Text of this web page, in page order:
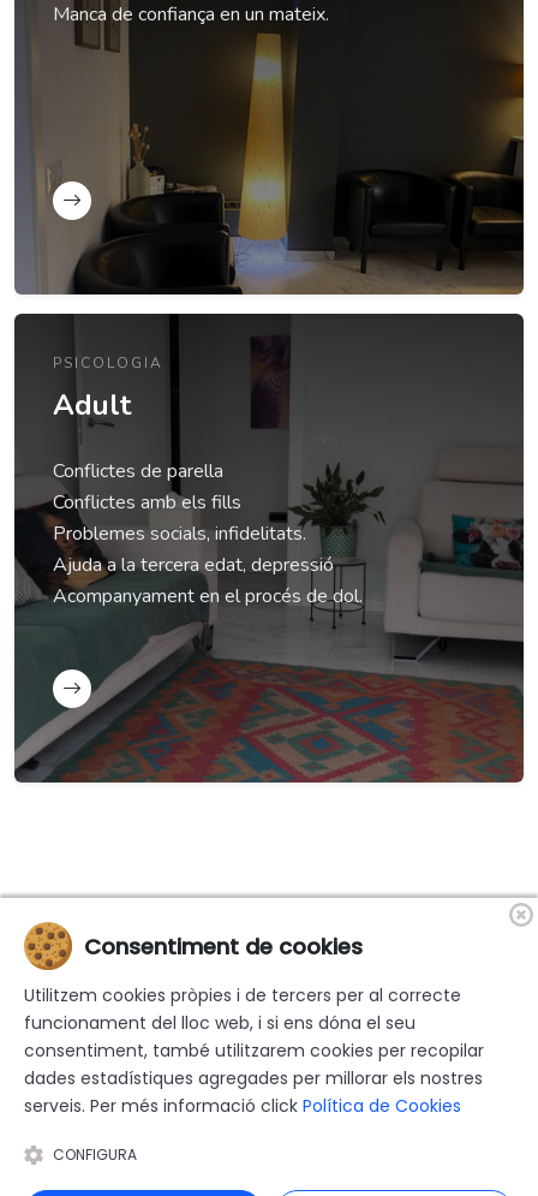
Manca de confiança en un mateix.
PSICOLOGIA
Adult
Conflictes de parella
Conflictes amb els fills
Problemes socials, infidelitats.
Ajuda a la tercera edat, depressió
Acompanyament en el procés de dol.
drets reservats |
Consentiment de cookies
Utilitzem cookies pròpies i de tercers per al correcte
funcionament del lloc web, i si ens dóna el seu
consentiment, també utilitzarem cookies per recopilar
dades estadístiques agregades per millorar els nostres
serveis. Per més informació click Política de Cookies
CONFIGURA